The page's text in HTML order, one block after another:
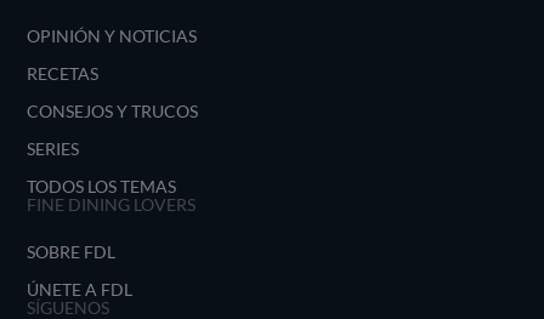
OPINIÓN Y NOTICIAS
RECETAS
CONSEJOS Y TRUCOS
SERIES
TODOS LOS TEMAS
FINE DINING LOVERS
SOBRE FDL
ÚNETE A FDL
SÍGUENOS